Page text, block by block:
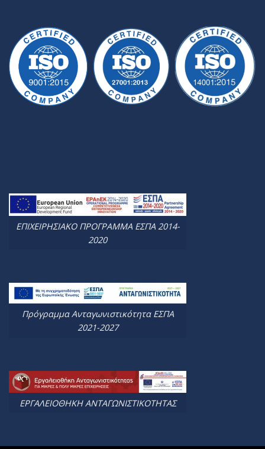
ΕΠΙΧΕΙΡΗΣΙΑΚΟ ΠΡΟΓΡΑΜΜΑ ΕΣΠΑ 2014-
2020
Πρόγραμμα Ανταγωνιστικότητα ΕΣΠΑ
2021-2027
ΕΡΓΑΛΕΙΟΘΗΚΗ ΑΝΤΑΓΩΝΙΣΤΙΚΟΤΗΤΑΣ